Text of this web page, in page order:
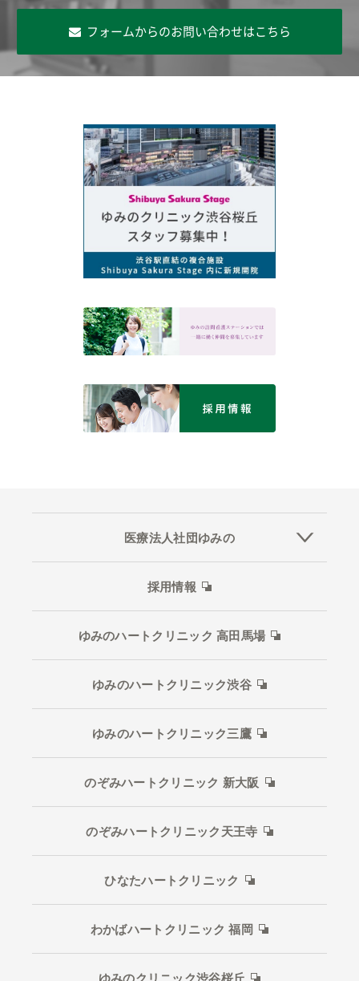
フォームからのお問い合わせはこちら
医療法人社団ゆみの
採用情報
ゆみのハートクリニック 高田馬場
ゆみのハートクリニック渋谷
ゆみのハートクリニック三鷹
のぞみハートクリニック 新大阪
のぞみハートクリニック天王寺
ひなたハートクリニック
わかばハートクリニック 福岡
ゆみのクリニック渋谷桜丘